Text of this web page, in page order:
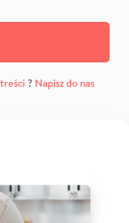
? Napisz do nas